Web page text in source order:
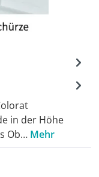
in der Höhe
Ob… Mehr